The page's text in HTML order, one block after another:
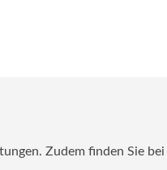
Zudem finden Sie